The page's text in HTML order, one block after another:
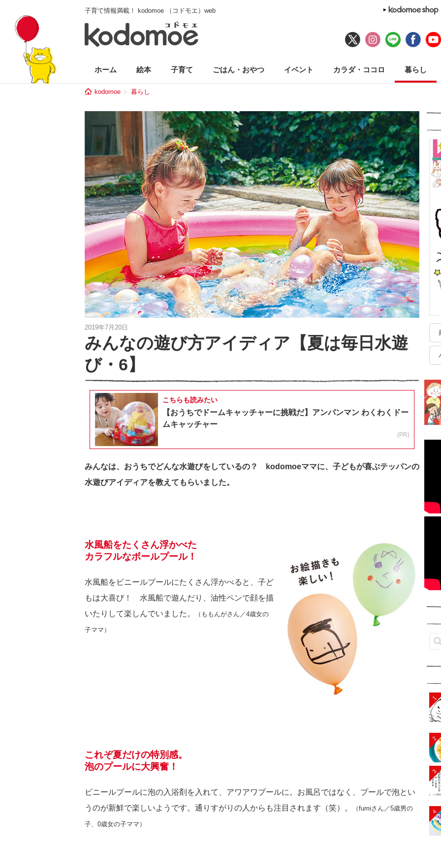
子育て情報満載！ kodomoe （コドモエ）web
ホーム 絵本 子育て ごはん・おやつ イベント カラダ・ココロ 暮らし
kodomoe 暮らし
2019年7月20日
みんなの遊び方アイディア【夏は毎日水遊
び・6】
こちらも読みたい
【おうちでドームキャッチャーに挑戦だ】アンパンマン わくわくドー
ムキャッチャー
(PR)
みんなは、おうちでどんな水遊びをしているの？
kodomoeママに、子どもが喜ぶテッパンの
水遊びアイディアを教えてもらいました。
水風船をたくさん浮かべた
カラフルなボールプール！
水風船をビニールプールにたくさん浮かべると、子ど
もは大喜び！ 水風船で遊んだり、油性ペンで顔を描
いたりして楽しんでいました。
（ももんがさん／4歳女の
子ママ）
これぞ夏だけの特別感。
泡のプールに大興奮！
ビニールプールに泡の入浴剤を入れて、アワアワプールに。お風呂ではなく、プールで泡とい
うのが新鮮で楽しいようです。通りすがりの人からも注目されます（笑）。
（fumiさん／5歳男の
子、0歳女の子ママ）
1
2
3
4